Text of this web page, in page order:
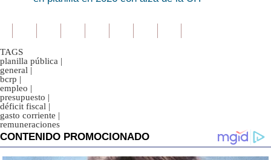
TAGS
planilla pública |
general |
bcrp |
empleo |
presupuesto |
déficit fiscal |
gasto corriente |
remuneraciones